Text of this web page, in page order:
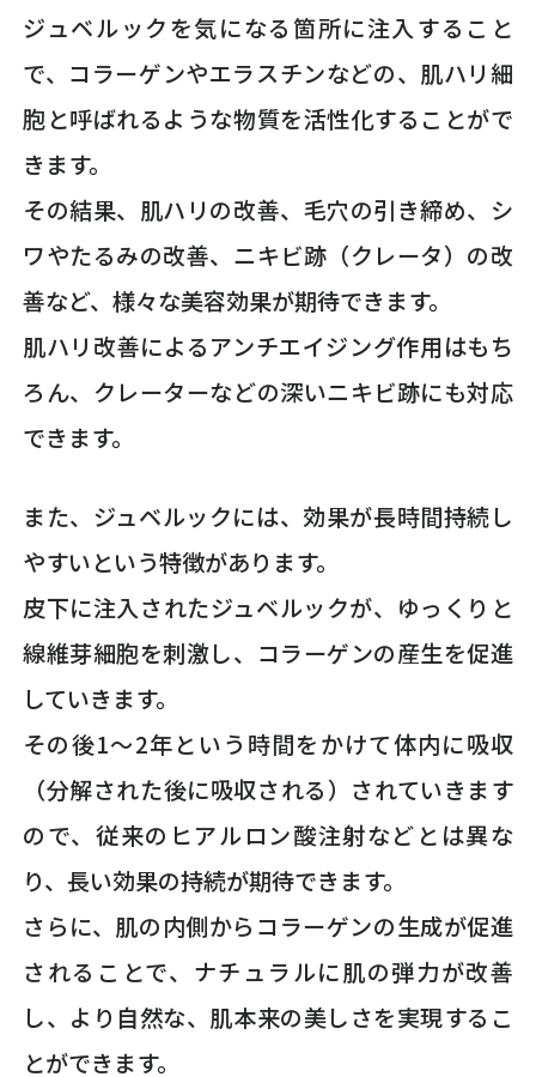
ジュベルックを気になる箇所に注入すること
で、コラーゲンやエラスチンなどの、肌ハリ細
胞と呼ばれるような物質を活性化することがで
きます。
その結果、肌ハリの改善、毛穴の引き締め、シ
ワやたるみの改善、ニキビ跡（クレータ）の改
善など、様々な美容効果が期待できます。
肌ハリ改善によるアンチエイジング作用はもち
ろん、クレーターなどの深いニキビ跡にも対応
できます。
また、ジュベルックには、効果が長時間持続し
やすいという特徴があります。
皮下に注入されたジュベルックが、ゆっくりと
線維芽細胞を刺激し、コラーゲンの産生を促進
していきます。
その後1〜2年という時間をかけて体内に吸収
（分解された後に吸収される）されていきます
ので、従来のヒアルロン酸注射などとは異な
り、長い効果の持続が期待できます。
さらに、肌の内側からコラーゲンの生成が促進
されることで、ナチュラルに肌の弾力が改善
し、より自然な、肌本来の美しさを実現するこ
とができます。